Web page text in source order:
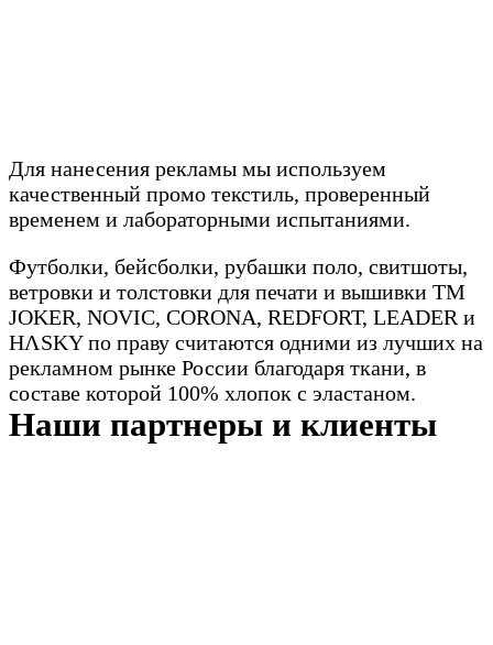
Для нанесения рекламы мы используем
качественный промо текстиль, проверенный
временем и лабораторными испытаниями.
Футболки, бейсболки, рубашки поло, свитшоты,
ветровки и толстовки для печати и вышивки TM
JOKER, NOVIC, CORONA, REDFORT, LEADER и
HΛSKY по праву считаются одними из лучших на
рекламном рынке России благодаря ткани, в
составе которой 100% хлопок с эластаном.
Наши партнеры и клиенты